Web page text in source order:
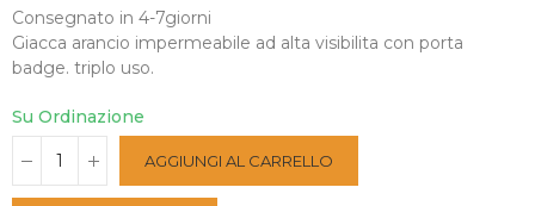
Consegnato in 4-7giorni
Giacca arancio impermeabile ad alta visibilita con porta
badge. triplo uso.
Su Ordinazione
AGGIUNGI AL CARRELLO